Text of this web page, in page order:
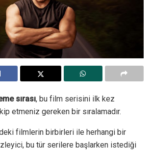
sırası, bu film serisini ilk kez
etmeniz gereken bir sıralamadır.
filmlerin birbirleri ile herhangi bir
bu tür serilere başlarken istediği